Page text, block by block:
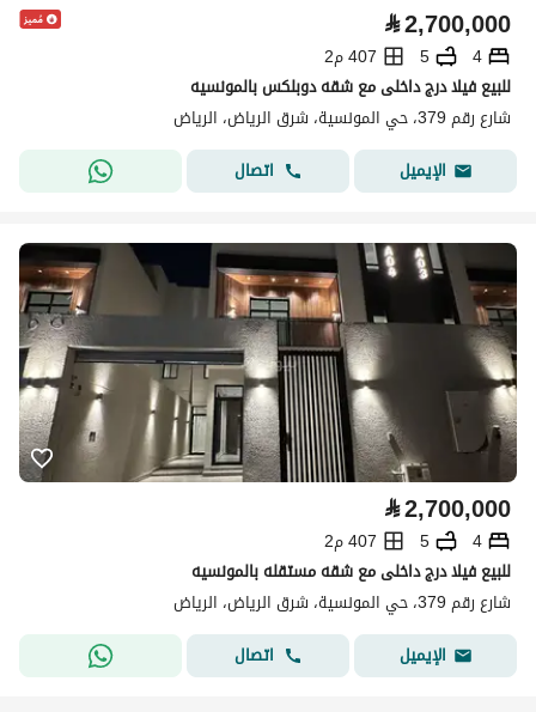
⃁2,700,000
4
5
407 م2
للبيع فيلا درج داخلى مع شقه دوبلكس بالمونسيه
شارع رقم 379، حي المونسية، شرق الرياض، الرياض
الإيميل
اتصال
⃁2,700,000
4
5
407 م2
للبيع فيلا درج داخلى مع شقه مستقله بالمونسيه
شارع رقم 379، حي المونسية، شرق الرياض، الرياض
الإيميل
اتصال